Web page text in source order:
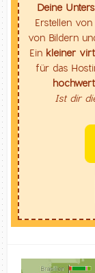
Deine
Erstellen
von Bildern
Ein kleiner
für das
Ist dir